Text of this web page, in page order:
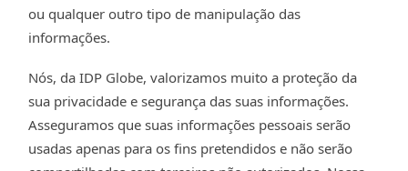
ou qualquer outro tipo de manipulação das
informações.
Nós, da IDP Globe, valorizamos muito a proteção da
sua privacidade e segurança das suas informações.
Asseguramos que suas informações pessoais serão
usadas apenas para os fins pretendidos e não serão